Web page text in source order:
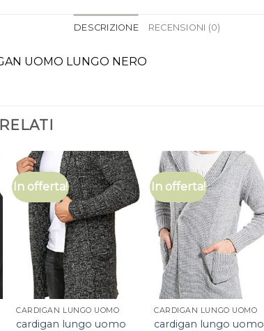
DESCRIZIONE RECENSIONI (0)
UOMO LUNGO NERO
In offerta!
CARDIGAN LUNGO UOMO
cardigan lungo uomo
In offerta!
CARDIGAN LUNGO UOMO
cardigan lungo uomo